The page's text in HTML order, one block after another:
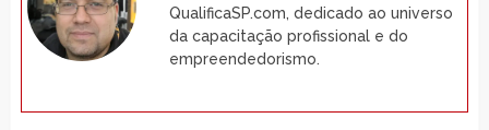
QualificaSP.com, dedicado ao universo
da capacitação profissional e do
empreendedorismo.